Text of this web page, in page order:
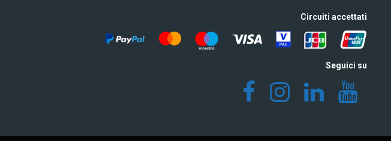
Circuiti accettati
Seguici su